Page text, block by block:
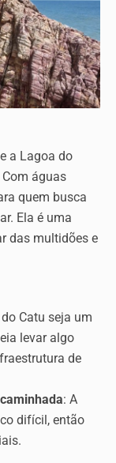
a Lagoa do
águas
quem busca
Ela é uma
das multidões e
Catu seja um
levar algo
de
: A
difícil, então